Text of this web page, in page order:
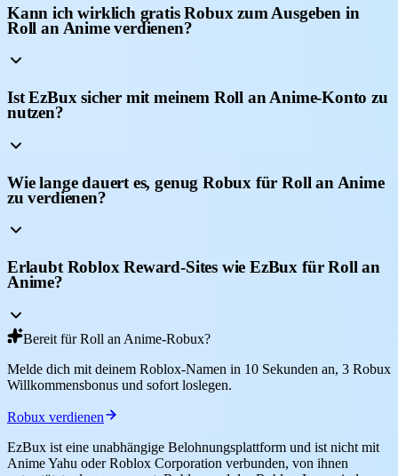
Kann ich wirklich gratis Robux zum Ausgeben in
Roll an Anime verdienen?
Ist EzBux sicher mit meinem Roll an Anime-Konto zu
nutzen?
Wie lange dauert es, genug Robux für Roll an Anime
zu verdienen?
Erlaubt Roblox Reward-Sites wie EzBux für Roll an
Anime?
Bereit für Roll an Anime-Robux?
Melde dich mit deinem Roblox-Namen in 10 Sekunden an, 3 Robux
Willkommensbonus und sofort loslegen.
Robux verdienen
EzBux ist eine unabhängige Belohnungsplattform und ist nicht mit
Anime Yahu oder Roblox Corporation verbunden, von ihnen